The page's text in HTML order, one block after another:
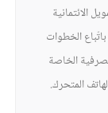
الائتمانية
الخطوات
الخاصة
المتحرك.